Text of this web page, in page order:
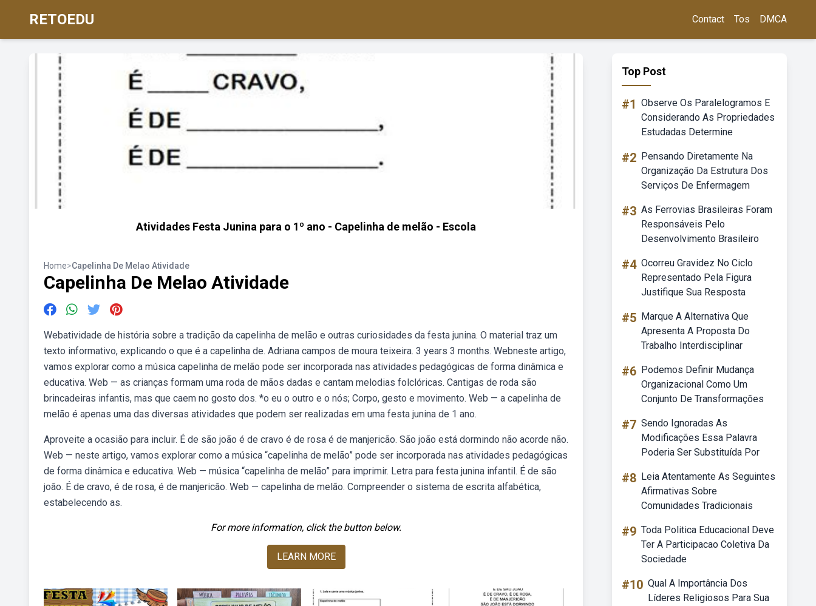
RETOEDU Contact Tos DMCA
Atividades Festa Junina para o 1º ano - Capelinha de melão - Escola
Home>Capelinha De Melao Atividade
Capelinha De Melao Atividade
Webatividade de história sobre a tradição da capelinha de melão e outras curiosidades da festa junina. O material traz um
texto informativo, explicando o que é a capelinha de. Adriana campos de moura teixeira. 3 years 3 months. Webneste artigo,
vamos explorar como a música capelinha de melão pode ser incorporada nas atividades pedagógicas de forma dinâmica e
educativa. Web — as crianças formam uma roda de mãos dadas e cantam melodias folclóricas. Cantigas de roda são
brincadeiras infantis, mas que caem no gosto dos. *o eu o outro e o nós; Corpo, gesto e movimento. Web — a capelinha de
melão é apenas uma das diversas atividades que podem ser realizadas em uma festa junina de 1 ano.
Aproveite a ocasião para incluir. É de são joão é de cravo é de rosa é de manjericão. São joão está dormindo não acorde não.
Web — neste artigo, vamos explorar como a música “capelinha de melão” pode ser incorporada nas atividades pedagógicas
de forma dinâmica e educativa. Web — música “capelinha de melão” para imprimir. Letra para festa junina infantil. É de são
joão. É de cravo, é de rosa, é de manjericão. Web — capelinha de melão. Compreender o sistema de escrita alfabética,
estabelecendo as.
For more information, click the button below.
LEARN MORE
Top Post
#1 Observe Os Paralelogramos E
Considerando As Propriedades
Estudadas Determine
#2 Pensando Diretamente Na
Organização Da Estrutura Dos
Serviços De Enfermagem
#3 As Ferrovias Brasileiras Foram
Responsáveis Pelo
Desenvolvimento Brasileiro
#4 Ocorreu Gravidez No Ciclo
Representado Pela Figura
Justifique Sua Resposta
#5 Marque A Alternativa Que
Apresenta A Proposta Do
Trabalho Interdisciplinar
#6 Podemos Definir Mudança
Organizacional Como Um
Conjunto De Transformações
#7 Sendo Ignoradas As
Modificações Essa Palavra
Poderia Ser Substituída Por
#8 Leia Atentamente As Seguintes
Afirmativas Sobre
Comunidades Tradicionais
#9 Toda Politica Educacional Deve
Ter A Participacao Coletiva Da
Sociedade
#10 Qual A Importância Dos
Líderes Religiosos Para Sua